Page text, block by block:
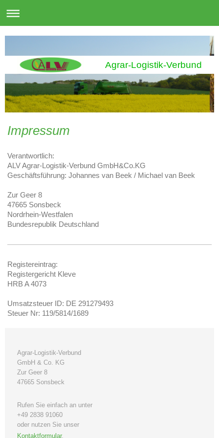
Agrar-Logistik-Verbund
Impressum
Verantwortlich:
ALV Agrar-Logistik-Verbund GmbH&Co.KG
Geschäftsführung: Johannes van Beek / Michael van Beek
Zur Geer 8
47665 Sonsbeck
Nordrhein-Westfalen
Bundesrepublik Deutschland
Registereintrag:
Registergericht Kleve
HRB A 4073
Umsatzsteuer ID: DE 291279493
Steuer Nr: 119/5814/1689
Agrar-Logistik-Verbund
GmbH & Co. KG
Zur Geer 8
47665 Sonsbeck
Rufen Sie einfach an unter
+49 2838 91060
oder nutzen Sie unser
Kontaktformular.